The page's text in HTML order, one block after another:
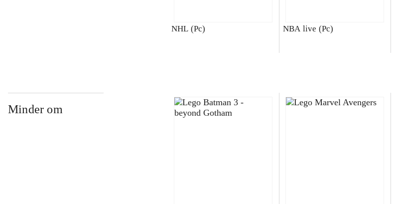
NHL (Pc) NBA live (Pc)
Minder om